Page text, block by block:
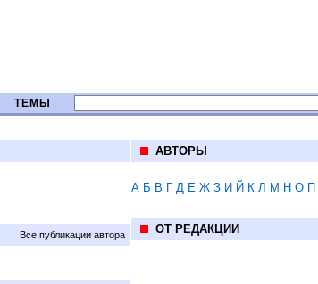
ТЕМЫ
Все публикации автора
АВТОРЫ
А Б В Г Д Е Ж З И Й К Л М Н О П
ОТ РЕДАКЦИИ